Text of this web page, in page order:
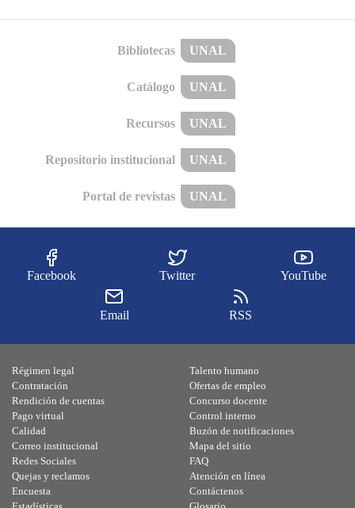
Bibliotecas UNAL
Catálogo UNAL
Recursos UNAL
Repositorio institucional UNAL
Portal de revistas UNAL
Facebook Twitter YouTube
Email RSS
Régimen legal
Contratación
Rendición de cuentas
Pago virtual
Calidad
Talento humano
Ofertas de empleo
Concurso docente
Control interno
Buzón de notificaciones
Correo institucional
Redes Sociales
Quejas y reclamos
Encuesta
Mapa del sitio
FAQ
Atención en línea
Contáctenos